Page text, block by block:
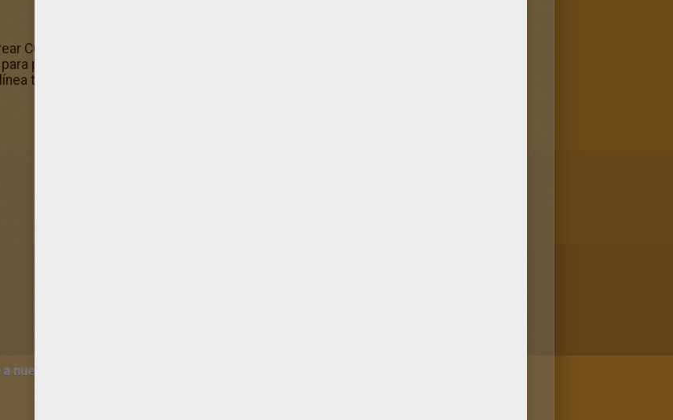
COCHES DEPORTIVOS? ¡Por supuesto que sí ya que has escogido el dibujo
pintar! ¡Colorear desarrolla tu creatividad! Pintar la lamina de coche PORSCHE
te ayudará a afirmar tu personalidad artística.
nuestro canal de vídeos para niños en Youtube: